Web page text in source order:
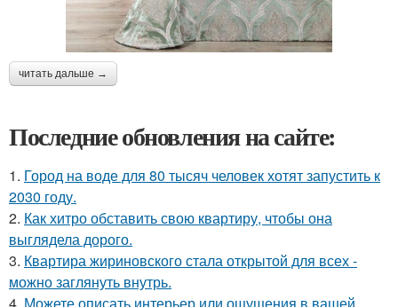
читать дальше →
Последние обновления на сайте:
1. Город на воде для 80 тысяч человек хотят запустить к
2030 году.
2. Как хитро обставить свою квартиру, чтобы она
выглядела дорого.
3. Квартира жириновского стала открытой для всех -
можно заглянуть внутрь.